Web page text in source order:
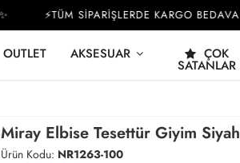
⚡TÜM SİPARİŞLERDE KARGO BEDAVA✨
OUTLET AKSESUAR ÇOK
SATANLAR
Miray Elbise Tesettür Giyim Siyah
Ürün Kodu: NR1263-100